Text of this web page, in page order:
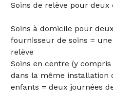
Soins de relève pour deux
Soins à domicile pour
fournisseur de soins =
relève
Soins en centre (y
dans la même installation
enfants = deux journées